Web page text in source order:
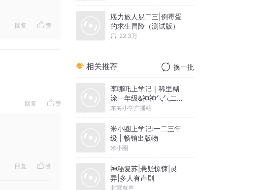
回复 赞
回复 赞
回复 赞
愿力旅人易二三|倒霉蛋
的求生冒险（测试版）
22.3万
相关推荐 换一批
李哪吒上学记｜稀里糊
涂一年级&神神气气二年
级
东海小学广播站
米小圈上学记:一二三年
级 | 畅销出版物
米小圈
神秘复苏|悬疑惊悚|灵
异|多人有声剧
北冥有声